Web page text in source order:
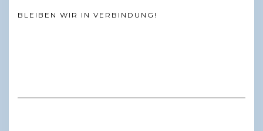
BLEIBEN WIR IN VERBINDUNG!